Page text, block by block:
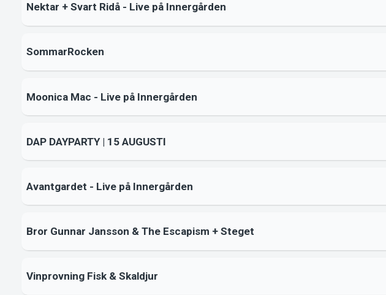
Nektar + Svart Ridå - Live på Innergården
SommarRocken
Moonica Mac - Live på Innergården
DAP DAYPARTY | 15 AUGUSTI
Avantgardet - Live på Innergården
Bror Gunnar Jansson & The Escapism + Steget
Vinprovning Fisk & Skaldjur